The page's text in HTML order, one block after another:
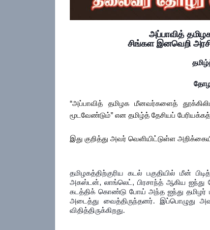
அப்பாவித்
சிங்கள இனவெறி
“அப்பாவித் தமிழக மீனவர்களைத்
மூடவேண்டும்” என தமிழ்த் தேசியப்
இது குறித்து அவர் வெளியிட்டுள்ள
தமிழகத்திற்குரிய கடல் பகுதியில் மீன்
அகஸ்டன், லாங்லெட், பிரசாந்த் ஆகிய ஐந்து
கடத்திக் கொண்டு போய் அந்த ஐந்து தமிழர்
அடைத்து வைத்திருந்தனர். இப்பொழுது
விதித்திருக்கிறது.